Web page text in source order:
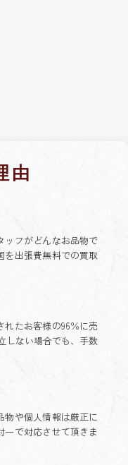
由
ッフがどんなお品物で
を出張費無料での買取
たお客様の96％に売
しない場合でも、手数
物や個人情報は厳正に
で対応させて頂きま